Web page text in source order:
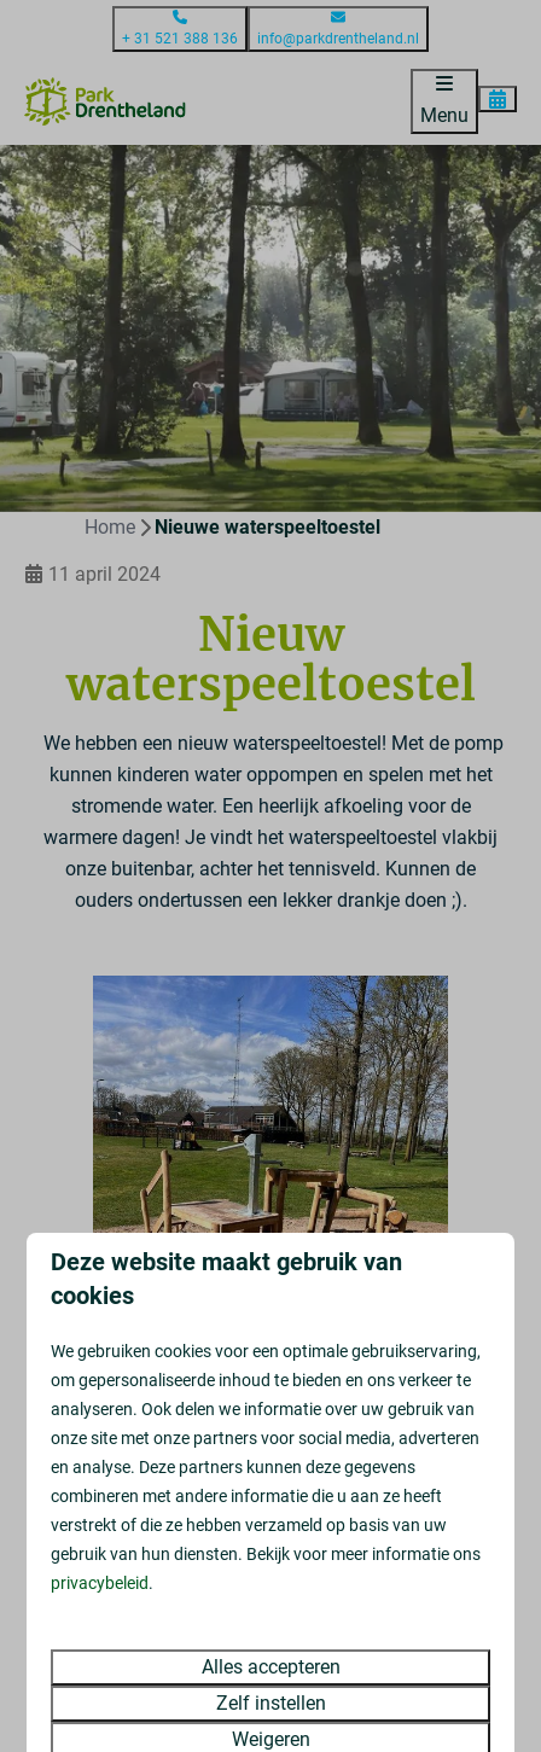
+ 31 521 388 136 info@parkdrentheland.nl
Menu
Home Nieuwe waterspeeltoestel
11 april 2024
Nieuw
waterspeeltoestel
We hebben een nieuw waterspeeltoestel! Met de pomp
kunnen kinderen water oppompen en spelen met het
stromende water. Een heerlijk afkoeling voor de
warmere dagen! Je vindt het waterspeeltoestel vlakbij
onze buitenbar, achter het tennisveld. Kunnen de
ouders ondertussen een lekker drankje doen ;).
Deze website maakt gebruik van
cookies
We gebruiken cookies voor een optimale gebruikservaring,
om gepersonaliseerde inhoud te bieden en ons verkeer te
analyseren. Ook delen we informatie over uw gebruik van
onze site met onze partners voor social media, adverteren
en analyse. Deze partners kunnen deze gegevens
combineren met andere informatie die u aan ze heeft
verstrekt of die ze hebben verzameld op basis van uw
gebruik van hun diensten. Bekijk voor meer informatie ons
privacybeleid.
Alles accepteren
Zelf instellen
Weigeren